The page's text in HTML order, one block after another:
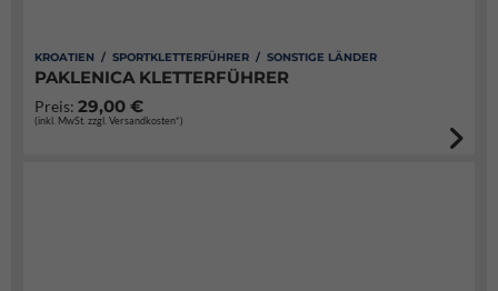
KROATIEN / SPORTKLETTERFÜHRER / SONSTIGE LÄNDER
PAKLENICA KLETTERFÜHRER
Preis: 29,00 €
(inkl. MwSt. zzgl. Versandkosten*)